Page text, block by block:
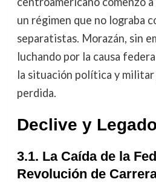
un régimen que no lograba
separatistas. Morazán, sin
luchando por la causa
la situación política y
perdida.
Declive y Legado
3.1. La Caída de la
Revolución de